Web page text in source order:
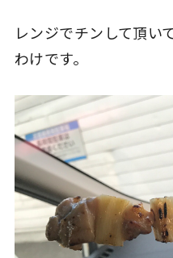
レンジでチンして頂い
わけです。